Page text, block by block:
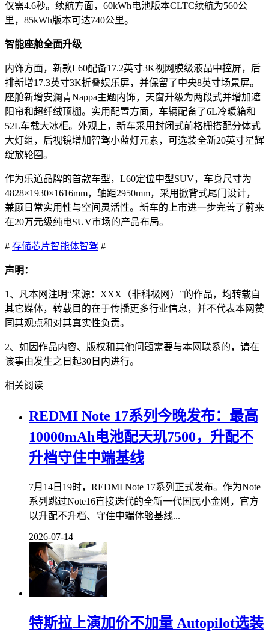
仅需4.6秒。续航方面，60kWh电池版本CLTC续航为560公
里，85kWh版本可达740公里。
智能座舱全面升级
内饰方面，新款L60配备17.2英寸3K视网膜级液晶中控屏，后
排新增17.3英寸3K折叠娱乐屏，并保留了中央8英寸场景屏。
座舱新增安澜青Nappa主题内饰，天窗升级为两段式并增加遮
阳帘和超纤绒顶棚。实用配置方面，车辆配备了6L冷暖箱和
52L车载大冰柜。外观上，新车采用封闭式前格栅搭配分体式
大灯组，后视镜增加智驾小蓝灯元素，可选装全新20英寸星辉
绽放轮圈。
作为乐道品牌的首款车型，L60定位中型SUV，车身尺寸为
4828×1930×1616mm，轴距2950mm，采用掀背式尾门设计，
兼顾日常实用性与空间灵活性。新车的上市进一步完善了蔚来
在20万元级纯电SUV市场的产品布局。
# 存储芯片智能体智驾 #
声明：
1、凡本网注明“来源：XXX（非科极网）”的作品，均转载自
其它媒体，转载目的在于传播更多行业信息，并不代表本网赞
同其观点和对其真实性负责。
2、如因作品内容、版权和其他问题需要与本网联系的，请在
该事由发生之日起30日内进行。
相关阅读
REDMI Note 17系列今晚发布：最高
10000mAh电池配天玑7500，升配不
升档守住中端基线
7月14日19时，REDMI Note 17系列正式发布。作为Note
系列跳过Note16直接迭代的全新一代国民小金刚，官方
以升配不升档、守住中端体验基线...
2026-07-14
特斯拉上演加价不加量 Autopilot选装